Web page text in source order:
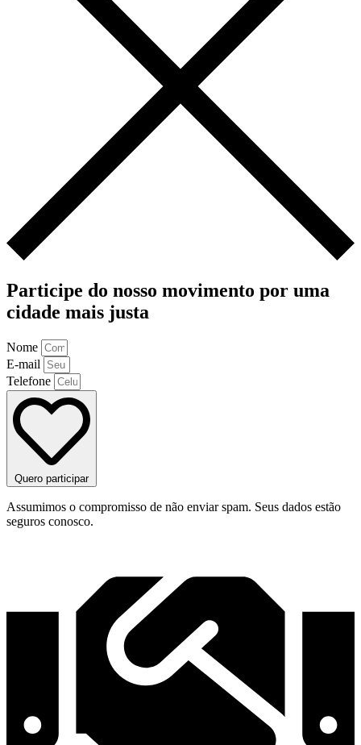
Participe do nosso movimento por uma
cidade mais justa
Nome
E-mail
Telefone
Quero participar
Assumimos o compromisso de não enviar spam. Seus dados estão
seguros conosco.